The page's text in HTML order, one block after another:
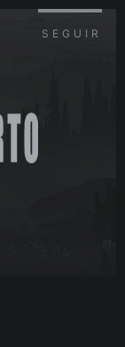
SEGUIR